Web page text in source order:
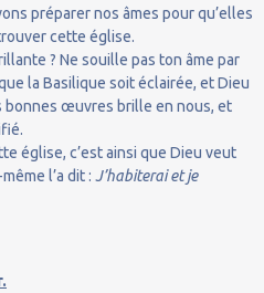
préparer nos âmes pour qu’elles
cette église.
? Ne souille pas ton âme par
la Basilique soit éclairée, et Dieu
bonnes œuvres brille en nous, et
église, c’est ainsi que Dieu veut
l’a dit : J’habiterai et je